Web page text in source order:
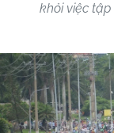
khỏi việc